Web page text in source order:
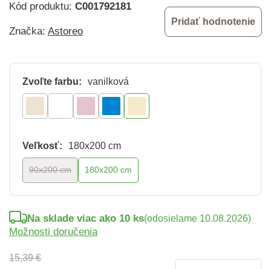
Kód produktu: C001792181
Značka: Astoreo
Pridať hodnotenie
Zvoľte farbu: vanilková
Veľkosť: 180x200 cm
90x200 cm 180x200 cm
15,39 €
Na sklade viac ako 10 ks(odosielame 10.08.2026)
Možnosti doručenia